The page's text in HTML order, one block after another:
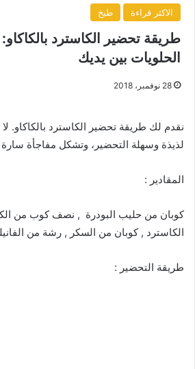
الاكثر قراءة طبخ
طريقة تحضير الكاسترد
الحلويات بين يديك
28 نوفمبر، 2018
نقدم لك طريقة تحضير الكاسترد بالكاكاو.
لذيذة وسهلة التحضير، وتشكل مفاجأة
المقادير :
كوبان من حليب البودرة , نصف كوب من
الكاسترد , كوبان من السكر , رشة من الفانيليا , 5 أكواب من
طريقة التحضير :